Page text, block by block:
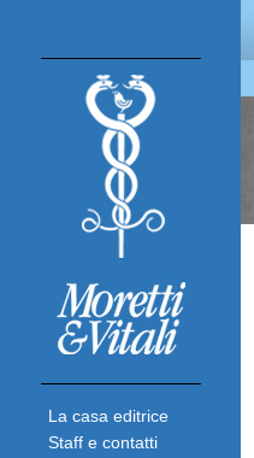
La casa editrice
Staff e contatti